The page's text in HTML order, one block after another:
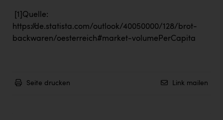
[1] Quelle:
https://de.statista.com/outlook/40050000/128/brot-
backwaren/oesterreich#market-volumePerCapita
Seite drucken Link mailen